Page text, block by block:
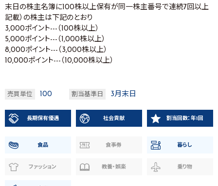
末日の株主名簿に100株以上保有が同一株主番号で連続7回以上
記載）の株主は下記のとおり
3,000ポイント---（100株以上）
5,000ポイント---（1,000株以上）
8,000ポイント---（3,000株以上）
10,000ポイント---（10,000株以上）
売買単位 100 割当基準日 3月末日
長期保有優遇 社会貢献 割当回数：年1回
食品 食事券 暮らし
ファッション 教養・娯楽 乗り物